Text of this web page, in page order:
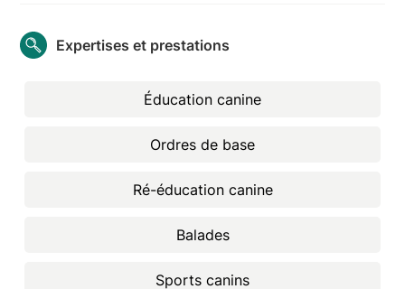
Expertises et prestations
Éducation canine
Ordres de base
Ré-éducation canine
Balades
Sports canins